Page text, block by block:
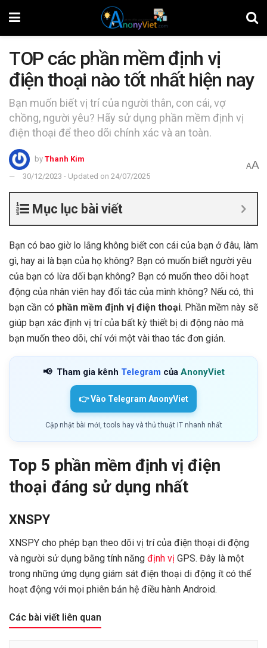
TOP các phần mềm định vị
điện thoại nào tốt nhất hiện nay
Bạn muốn biết vị trí của người thân, con cái, vợ
chồng, người yêu? Hãy sử dụng phần mềm định vị
điện thoại để theo dõi chính xác và an toàn.
by Thanh Kim
30/12/2023 - Updated on 24/07/2025
AA
Mục lục bài viết
Bạn có bao giờ lo lắng không biết con cái của bạn ở đâu, làm
gì, hay ai là bạn của họ không? Bạn có muốn biết người yêu
của bạn có lừa dối bạn không? Bạn có muốn theo dõi hoạt
động của nhân viên hay đối tác của mình không? Nếu có, thì
bạn cần có phần mềm định vị điện thoại. Phần mềm này sẽ
giúp bạn xác định vị trí của bất kỳ thiết bị di động nào mà
bạn muốn theo dõi, chỉ với một vài thao tác đơn giản.
📢 Tham gia kênh Telegram của AnonyViet
👉 Vào Telegram AnonyViet
Cập nhật bài mới, tools hay và thủ thuật IT nhanh nhất
Top 5 phần mềm định vị điện
thoại đáng sử dụng nhất
XNSPY
XNSPY cho phép bạn theo dõi vị trí của điện thoại di động
và người sử dụng bằng tính năng định vị GPS. Đây là một
trong những ứng dụng giám sát điện thoại di động ít có thể
hoạt động với mọi phiên bản hệ điều hành Android.
Các bài viết liên quan